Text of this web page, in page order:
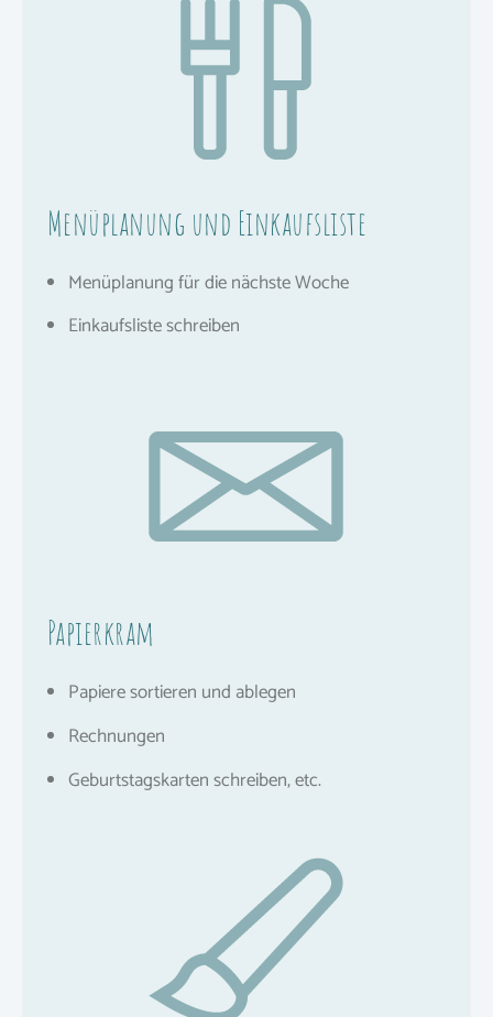
Menüplanung und Einkaufsliste
Menüplanung für die nächste Woche
Einkaufsliste schreiben
Papierkram
Papiere sortieren und ablegen
Rechnungen
Geburtstagskarten schreiben, etc.